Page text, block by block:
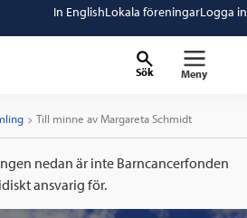
In EnglishLokala föreningarLogga in
Sök Meny
Current:
Till minne av Margareta Schmidt
nedan är inte Barncancerfonden
ansvarig för.